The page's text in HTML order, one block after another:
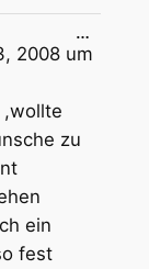
2008 um
,wollte
zu
ein
fest
…
Metabox
ein-/